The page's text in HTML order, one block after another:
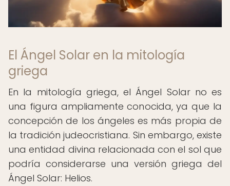
El Ángel Solar en la mitología
griega
En la mitología griega, el Ángel Solar no es
una figura ampliamente conocida, ya que la
concepción de los ángeles es más propia de
la tradición judeocristiana. Sin embargo, existe
una entidad divina relacionada con el sol que
podría considerarse una versión griega del
Ángel Solar: Helios.